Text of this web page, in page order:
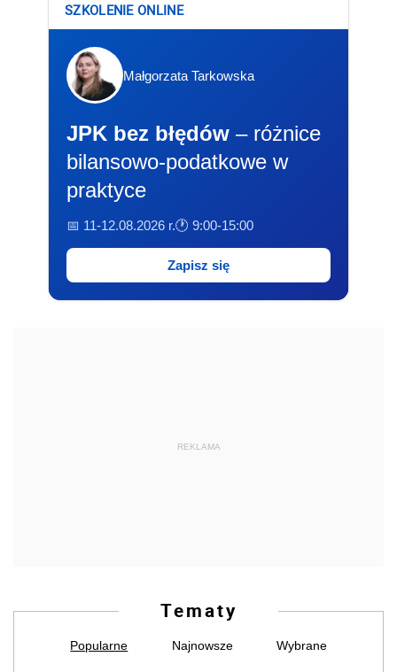
SZKOLENIE ONLINE
Małgorzata Tarkowska
JPK bez błędów – różnice
bilansowo-podatkowe w
praktyce
📅 11-12.08.2026 r.🕐 9:00-15:00
Zapisz się
REKLAMA
Tematy
Popularne Najnowsze Wybrane